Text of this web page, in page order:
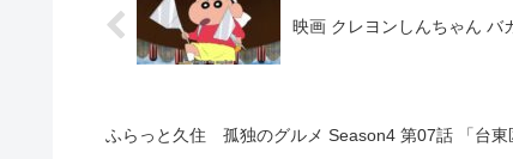
映画 クレヨンしんちゃん バ
ふらっと久住 孤独のグルメ Season4 第07話 「台東